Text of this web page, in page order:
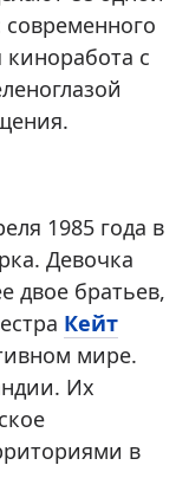
с
1985 года в
Девочка
двое братьев,
Кейт
мире.
Их
в